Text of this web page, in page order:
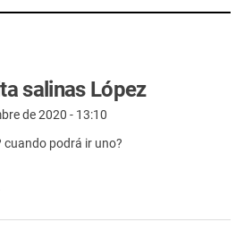
salinas López
de 2020 - 13:10
cuando podrá ir uno?